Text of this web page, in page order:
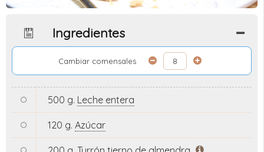
Ingredientes
Cambiar comensales
500 g. Leche entera
120 g. Azúcar